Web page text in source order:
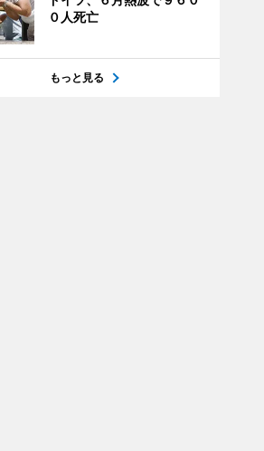
０人死亡
もっと見る